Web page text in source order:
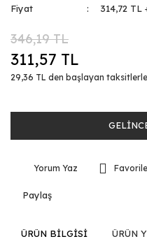
Fiyat
314,72 TL
346,19 TL
311,57 TL
29,36 TL den başlayan
Yorum Yaz
Paylaş
ÜRÜN BİLGİSİ ÜRÜN